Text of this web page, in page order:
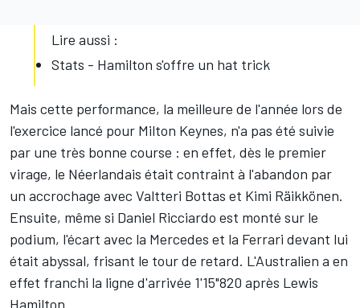
Lire aussi :
Stats - Hamilton s'offre un hat trick
Mais cette performance, la meilleure de l'année lors de
l'exercice lancé pour Milton Keynes, n'a pas été suivie
par une très bonne course : en effet, dès le premier
virage, le Néerlandais était contraint à l'abandon par
un accrochage avec Valtteri Bottas et Kimi Räikkönen.
Ensuite, même si Daniel Ricciardo est monté sur le
podium, l'écart avec la Mercedes et la Ferrari devant lui
était abyssal, frisant le tour de retard. L'Australien a en
effet franchi la ligne d'arrivée 1'15"820 après Lewis
Hamilton.